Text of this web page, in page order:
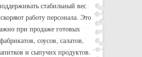
стабильный вес
работу персонала. Это
при продаже готовых
соусов, салатов,
и сыпучих продуктов.